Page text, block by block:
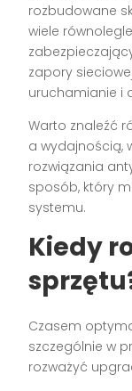
rozbudowane
wiele
zapory
uruchamianie i
Warto znaleźć
a wydajnością,
rozwiązania
sposób, który
systemu.
Kiedy
Czasem
szczególnie w
rozważyć